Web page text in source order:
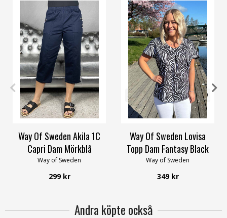
XS S M XL 4XL
Way Of Sweden Akila 1C
Capri Dam Mörkblå
Way of Sweden
299 kr
32/34 36/38 44/46 48/50
52/54
56/58
Way Of Sweden Lovisa
Topp Dam Fantasy Black
Way of Sweden
349 kr
Andra köpte också